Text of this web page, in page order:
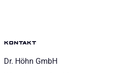
kontakt
Dr. Höhn GmbH